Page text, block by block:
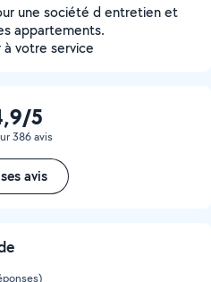
une société d entretien et
appartements.
votre service
5
386 avis
avis